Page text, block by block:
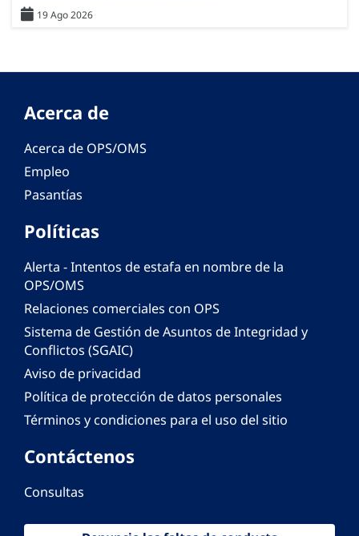
19 Ago 2026
Acerca de
Acerca de OPS/OMS
Empleo
Pasantías
Políticas
Alerta - Intentos de estafa en nombre de la
OPS/OMS
Relaciones comerciales con OPS
Sistema de Gestión de Asuntos de Integridad y
Conflictos (SGAIC)
Aviso de privacidad
Política de protección de datos personales
Términos y condiciones para el uso del sitio
Contáctenos
Consultas